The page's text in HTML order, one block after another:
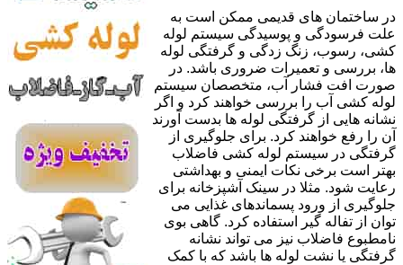
در ساختمان های قدیمی ممکن است به
علت فرسودگی و پوسیدگی سیستم لوله
کشی، رسوب، زنگ زدگی و گرفتگی لوله
ها، بررسی و تعمیرات ضروری باشد. در
صورت افت فشار آب، متخصصان سیستم
لوله کشی آب را بررسی خواهند کرد و اگر
نشانه هایی از گرفتگی لوله ها بدست آورند
آن را رفع خواهند کرد. برای جلوگیری از
گرفتگی در سیستم لوله کشی فاضلاب
بهتر است برخی نکات ایمنی و بهداشتی
رعایت شود. مثلا در سینک آشپزخانه برای
جلوگیری از ورود پسماندهای غذایی می
توان از تفاله گیر استفاده کرد. گاهی بوی
نامطبوع فاضلاب نیز می تواند نشانه
گرفتگی یا نشت لوله ها باشد که با کمک